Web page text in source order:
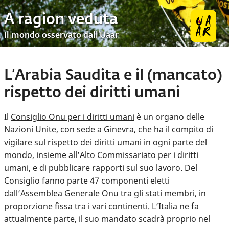
A ragion veduta
Il mondo osservato dall’Uaar
L’Arabia Saudita e il (mancato)
rispetto dei diritti umani
Il Consiglio Onu per i diritti umani è un organo delle
Nazioni Unite, con sede a Ginevra, che ha il compito di
vigilare sul rispetto dei diritti umani in ogni parte del
mondo, insieme all’Alto Commissariato per i diritti
umani, e di pubblicare rapporti sul suo lavoro. Del
Consiglio fanno parte 47 componenti eletti
dall’Assemblea Generale Onu tra gli stati membri, in
proporzione fissa tra i vari continenti. L’Italia ne fa
attualmente parte, il suo mandato scadrà proprio nel